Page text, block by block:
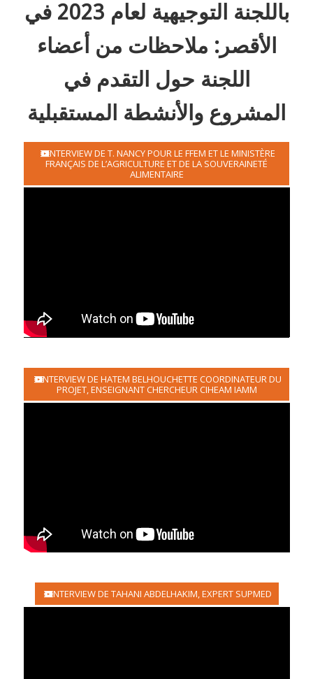
باللجنة التوجيهية لعام 2023 في
الأقصر: ملاحظات من أعضاء
اللجنة حول التقدم في
المشروع والأنشطة المستقبلية
INTERVIEW DE T. NANCY POUR LE FFEM ET LE MINISTÈRE
FRANÇAIS DE L’AGRICULTURE ET DE LA SOUVERAINETÉ
ALIMENTAIRE
INTERVIEW DE HATEM BELHOUCHETTE COORDINATEUR DU
PROJET, ENSEIGNANT CHERCHEUR CIHEAM IAMM
INTERVIEW DE TAHANI ABDELHAKIM, EXPERT SUPMED